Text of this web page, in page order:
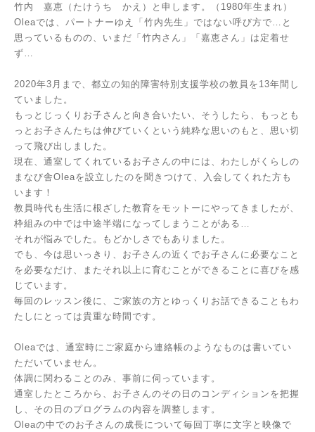
竹内 嘉恵（たけうち かえ）と申します。（1980年生まれ）
Oleaでは、パートナーゆえ「竹内先生」ではない呼び方で…と
思っているものの、いまだ「竹内さん」「嘉恵さん」は定着せ
ず…
2020年3月まで、都立の知的障害特別支援学校の教員を13年間し
ていました。
もっとじっくりお子さんと向き合いたい、そうしたら、もっとも
っとお子さんたちは伸びていくという純粋な思いのもと、思い切
って飛び出しました。
現在、通室してくれているお子さんの中には、わたしがくらしの
まなび舎Oleaを設立したのを聞きつけて、入会してくれた方も
います！
教員時代も生活に根ざした教育をモットーにやってきましたが、
枠組みの中では中途半端になってしまうことがある…
それが悩みでした。もどかしさでもありました。
でも、今は思いっきり、お子さんの近くでお子さんに必要なこと
を必要なだけ、またそれ以上に育むことができることに喜びを感
じています。
毎回のレッスン後に、ご家族の方とゆっくりお話できることもわ
たしにとっては貴重な時間です。
Oleaでは、通室時にご家庭から連絡帳のようなものは書いてい
ただいていません。
体調に関わることのみ、事前に伺っています。
通室したところから、お子さんのその日のコンディションを把握
し、その日のプログラムの内容を調整します。
Oleaの中でのお子さんの成長について毎回丁寧に文字と映像で